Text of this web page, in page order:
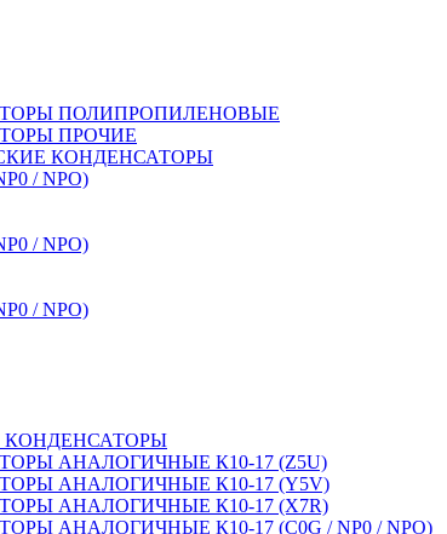
ПОЛИПРОПИЛЕНОВЫЕ
ПРОЧИЕ
КОНДЕНСАТОРЫ
/ NPO)
/ NPO)
/ NPO)
КОНДЕНСАТОРЫ
АНАЛОГИЧНЫЕ К10-17 (Z5U)
АНАЛОГИЧНЫЕ К10-17 (Y5V)
АНАЛОГИЧНЫЕ К10-17 (X7R)
АНАЛОГИЧНЫЕ К10-17 (C0G / NP0 / NPO)